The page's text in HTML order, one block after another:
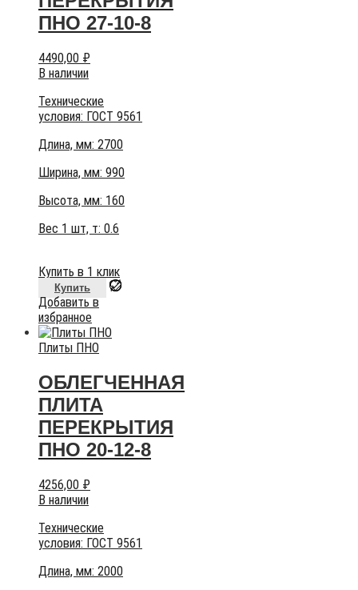
ПНО 27-10-8
4490,00 ₽
В наличии
Технические
условия: ГОСТ 9561
Длина, мм: 2700
Ширина, мм: 990
Высота, мм: 160
Вес 1 шт, т: 0.6
Купить в 1 клик
Купить
Добавить в
избранное
Плиты ПНО
ОБЛЕГЧЕННАЯ
ПЛИТА
ПЕРЕКРЫТИЯ
ПНО 20-12-8
4256,00 ₽
В наличии
Технические
условия: ГОСТ 9561
Длина, мм: 2000